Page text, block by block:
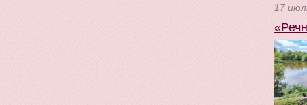
17